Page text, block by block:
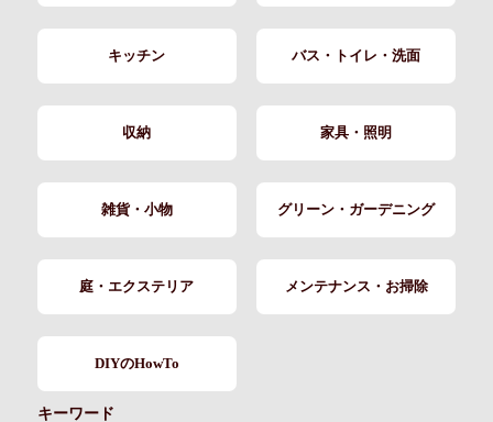
キッチン バス・トイレ・洗面
収納 家具・照明
雑貨・小物 グリーン・ガーデニング
庭・エクステリア メンテナンス・お掃除
DIYのHowTo
キーワード